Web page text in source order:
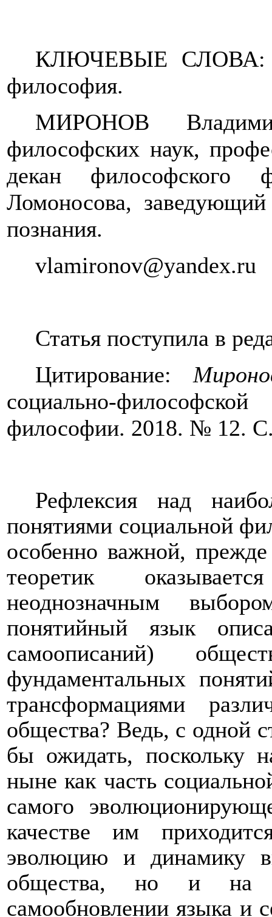
КЛЮЧЕВЫЕ
философия.
МИРОНОВ
философских наук,
декан
Ломоносова,
познания.
vlamironov@yandex.ru
Статья поступила в
Цитирование:
социально-
философии. 2018. № 12.
Рефлексия над
понятиями социальной
особенно важной,
теоретик
неоднозначным
понятийный язык
самоописаний)
фундаментальных
трансформациями
общества? Ведь, с одной
бы ожидать, поскольку
ныне как часть
самого
качестве им
эволюцию и динамику
общества, но и
самообновлении языка и